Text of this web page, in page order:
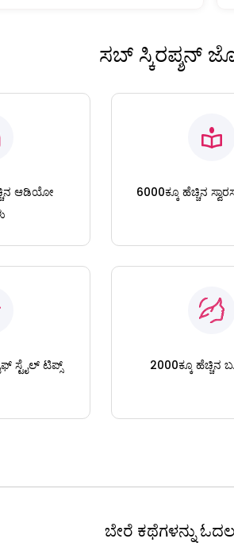
ಸಬ್ ಸ್ಕಿರಪ್ಶನ್
ಆಡಿಯೋ
6000ಕ್ಕೂ ಹೆಚ್ಚಿನ
ಸ್ಟೈಲ್ ಟಿಪ್ಸ್ 2000ಕ್ಕೂ ಹೆಚ್ಚಿನ
ಬೇರೆ ಕಥೆಗಳನ್ನು